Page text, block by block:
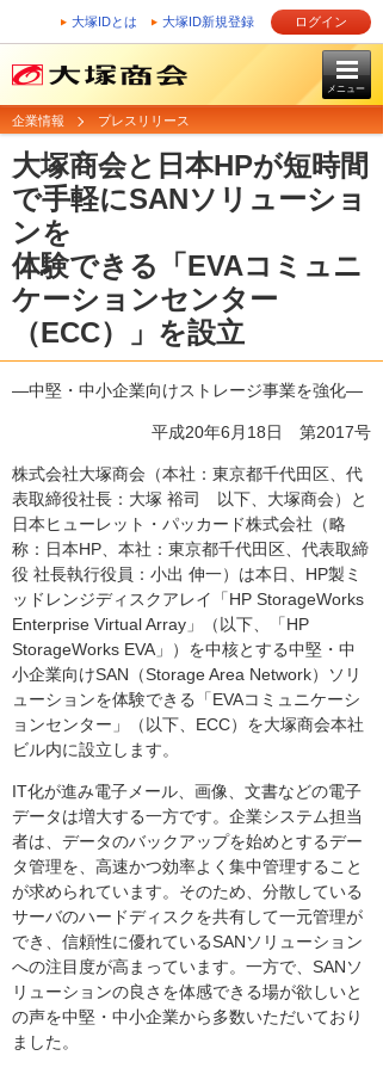
大塚IDとは 大塚ID新規登録 ログイン
メニュー
企業情報 プレスリリース
大塚商会と日本HPが短時間
で手軽にSANソリューショ
ンを
体験できる「EVAコミュニ
ケーションセンター
（ECC）」を設立
―中堅・中小企業向けストレージ事業を強化―
平成20年6月18日 第2017号
株式会社大塚商会（本社：東京都千代田区、代
表取締役社長：大塚 裕司 以下、大塚商会）と
日本ヒューレット・パッカード株式会社（略
称：日本HP、本社：東京都千代田区、代表取締
役 社長執行役員：小出 伸一）は本日、HP製ミ
ッドレンジディスクアレイ「HP StorageWorks
Enterprise Virtual Array」（以下、「HP
StorageWorks EVA」）を中核とする中堅・中
小企業向けSAN（Storage Area Network）ソリ
ューションを体験できる「EVAコミュニケーシ
ョンセンター」（以下、ECC）を大塚商会本社
ビル内に設立します。
IT化が進み電子メール、画像、文書などの電子
データは増大する一方です。企業システム担当
者は、データのバックアップを始めとするデー
タ管理を、高速かつ効率よく集中管理すること
が求められています。そのため、分散している
サーバのハードディスクを共有して一元管理が
でき、信頼性に優れているSANソリューション
への注目度が高まっています。一方で、SANソ
リューションの良さを体感できる場が欲しいと
の声を中堅・中小企業から多数いただいており
ました。